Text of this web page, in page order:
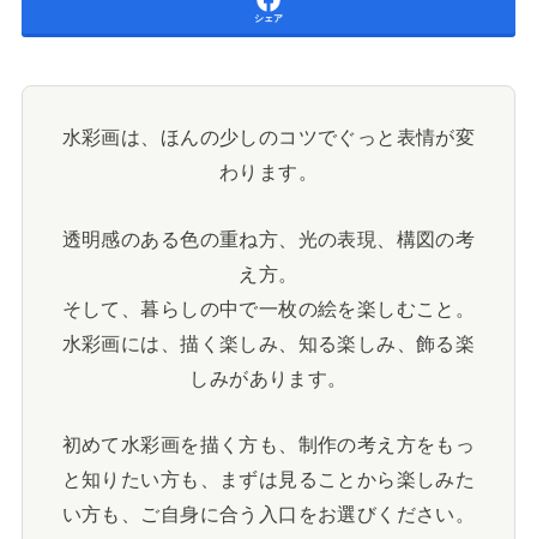
シェア
水彩画は、ほんの少しのコツでぐっと表情が変
わります。
透明感のある色の重ね方、光の表現、構図の考
え方。
そして、暮らしの中で一枚の絵を楽しむこと。
水彩画には、描く楽しみ、知る楽しみ、飾る楽
しみがあります。
初めて水彩画を描く方も、制作の考え方をもっ
と知りたい方も、まずは見ることから楽しみた
い方も、ご自身に合う入口をお選びください。